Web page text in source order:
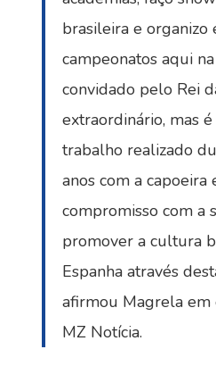
brasileira e organizo
campeonatos aqui
convidado pelo Rei
extraordinário, mas
trabalho realizado
anos com a
compromisso com a
promover a cultura
Espanha através
afirmou Magrela em
MZ Notícia.